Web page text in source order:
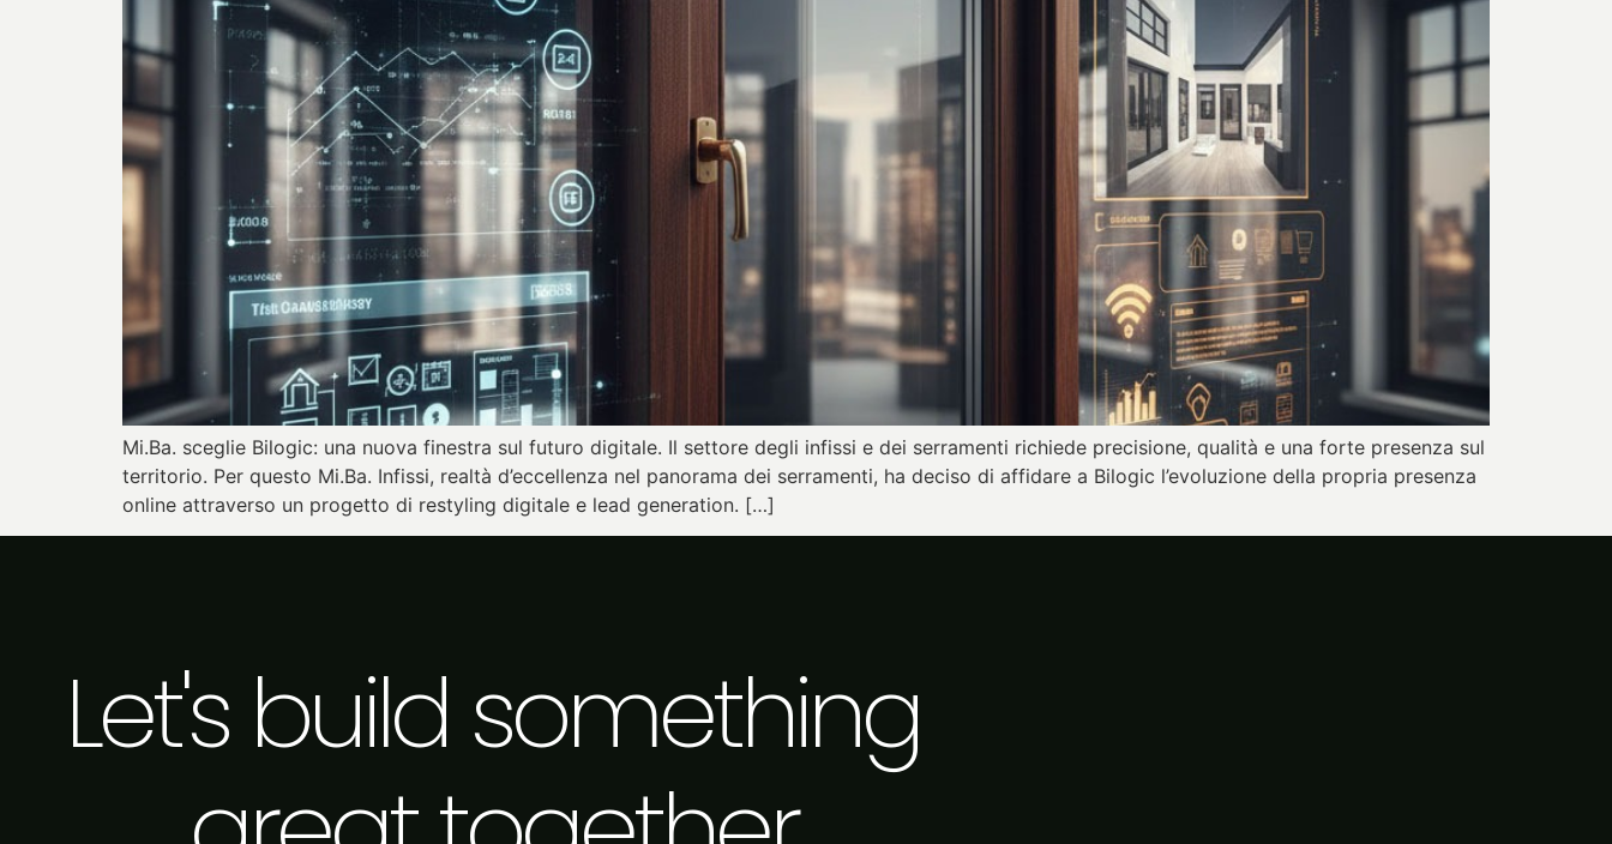
Mi.Ba. sceglie Bilogic: una nuova finestra sul futuro digitale. Il settore degli infissi e dei serramenti richiede precisione, qualità e una forte presenza sul
territorio. Per questo Mi.Ba. Infissi, realtà d’eccellenza nel panorama dei serramenti, ha deciso di affidare a Bilogic l’evoluzione della propria presenza
online attraverso un progetto di restyling digitale e lead generation. […]
Let's build something